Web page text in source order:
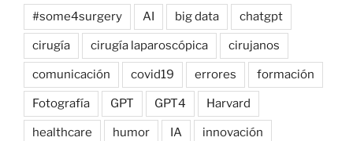
#some4surgery AI big data chatgpt
cirugía cirugía laparoscópica cirujanos
comunicación covid19 errores formación
Fotografía GPT GPT4 Harvard
healthcare humor IA innovación